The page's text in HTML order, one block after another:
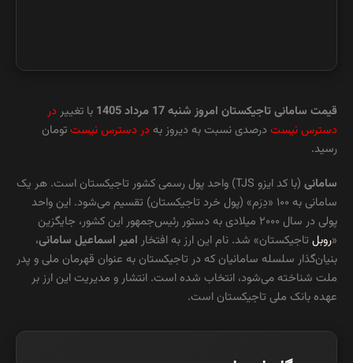
قیمت سامانی تاجیکستان امروز شنبه 17 مرداد 1405 با تغییردر
دسترس نیستدرصدی نسبت به دیروز به در دسترس نیستتومان
رسید.
سامانی
(با کد ایزو TJS) واحد پول رسمی کشور تاجیکستان است. هر یک
سامانی به ۱۰۰ «دِرَم» (پول خرد تاجیکستان) تقسیم می‌شود. این واحد
پولی در سال ۲۰۰۰ میلادی به دستور رئیس‌جمهور این کشور، جایگزین
«روبل تاجیکستان» شد. نام این ارز به افتخار امیر اسماعیل سامانی،
بنیان‌گذار سلسله سامانیان که در تاجیکستان به عنوان قهرمان ملی و پدر
ملت شناخته می‌شود، انتخاب شده است. انتشار و مدیریت این ارز بر
عهده بانک ملی تاجیکستان است.